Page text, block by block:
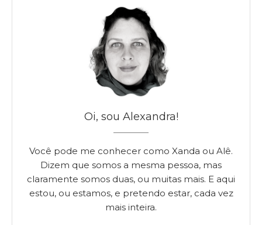
Oi, sou Alexandra!
Você pode me conhecer como Xanda ou Alê.
Dizem que somos a mesma pessoa, mas
claramente somos duas, ou muitas mais. E aqui
estou, ou estamos, e pretendo estar, cada vez
mais inteira.